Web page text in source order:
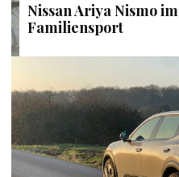
Nissan Ariya Nismo
Familiensport